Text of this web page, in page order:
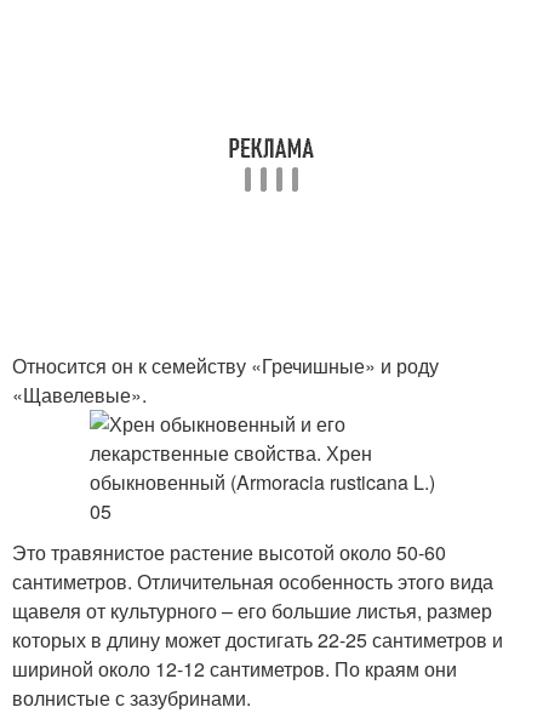
Относится он к семейству «Гречишные» и роду
«Щавелевые».
Это травянистое растение высотой около 50-60
сантиметров. Отличительная особенность этого вида
щавеля от культурного – его большие листья, размер
которых в длину может достигать 22-25 сантиметров и
шириной около 12-12 сантиметров. По краям они
волнистые с зазубринами.